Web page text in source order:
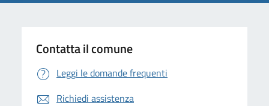
Contatta il comune
Leggi le domande frequenti
Richiedi assistenza